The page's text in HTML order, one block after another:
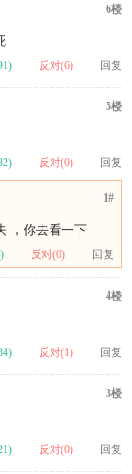
6楼
) 反对(6) 回复
5楼
) 反对(0) 回复
1#
，你去看一下
) 反对(0) 回复
4楼
) 反对(1) 回复
3楼
) 反对(0) 回复